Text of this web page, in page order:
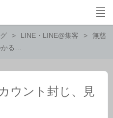
LINE・LINE@集客
無慈
る…
ント封じ、見